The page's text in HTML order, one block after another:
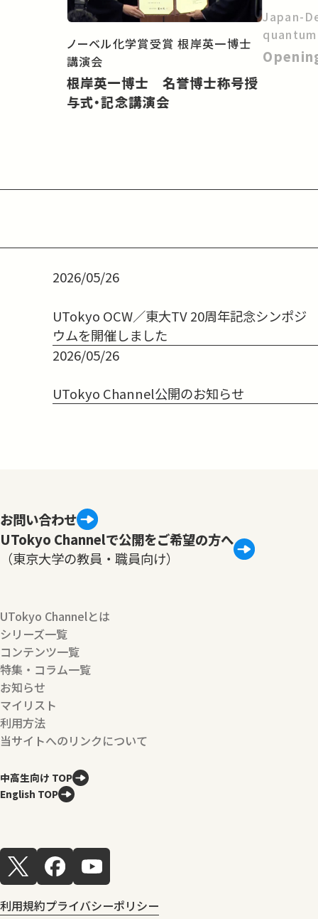
ノーベル化学賞受賞 根岸英一博士
講演会
根岸英一博士 名誉博士称号授
与式・記念講演会
Japan-
2026/05/26
UTokyo OCW／東大TV 20周年記念シンポジ
ウムを開催しました
2026/05/26
UTokyo Channel公開のお知らせ
お問い合わせ
UTokyo Channelで公開をご希望の方へ
（東京大学の教員・職員向け）
UTokyo Channelとは
シリーズ一覧
コンテンツ一覧
特集・コラム一覧
お知らせ
マイリスト
利用方法
当サイトへのリンクについて
中高生向け TOP
English TOP
利用規約プライバシーポリシー